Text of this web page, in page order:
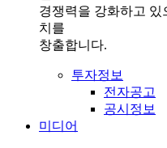
경쟁력을 강화하고
치를
창출합니다.
투자정보
전자공고
공시정보
미디어